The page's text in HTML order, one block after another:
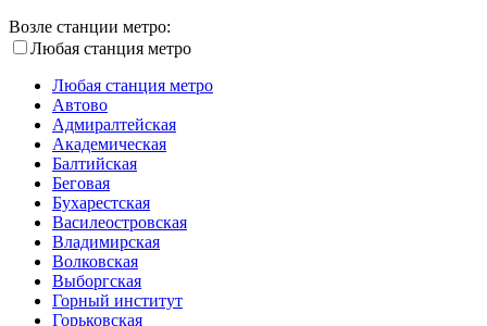
Возле станции метро:
Любая станция метро
Любая станция метро
Автово
Адмиралтейская
Академическая
Балтийская
Беговая
Бухарестская
Василеостровская
Владимирская
Волковская
Выборгская
Горный институт
Горьковская